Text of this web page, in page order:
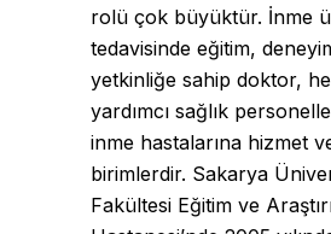
rolü çok büyüktür. İnme
tedavisinde eğitim,
yetkinliğe sahip doktor,
yardımcı sağlık
inme hastalarına hizmet
birimlerdir. Sakarya
Fakültesi Eğitim ve